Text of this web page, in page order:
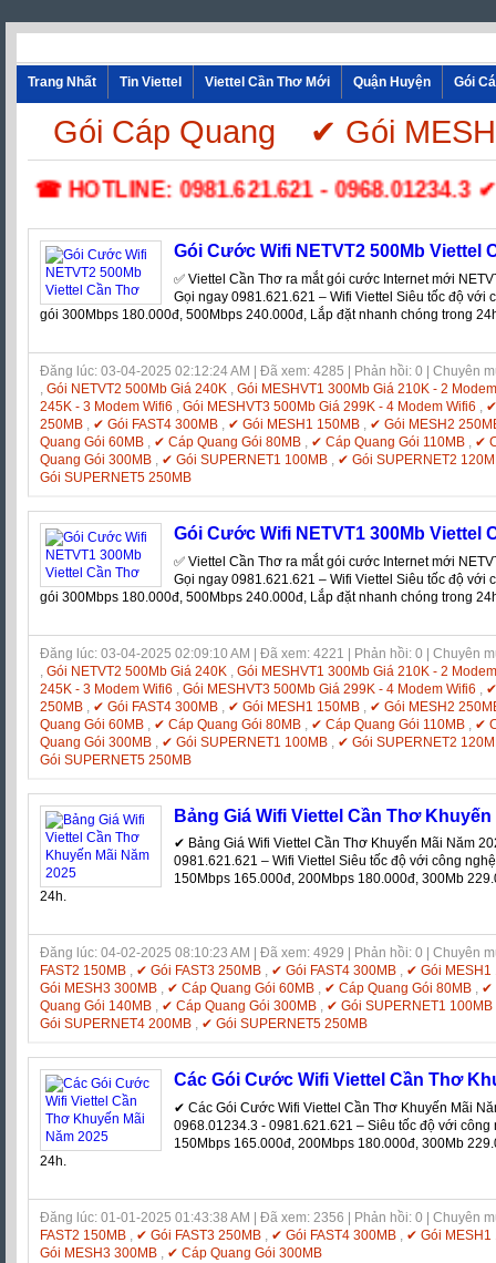
Trang Nhất Tin Viettel Viettel Cần Thơ Mới Quận Huyện Gói
Gói Cáp Quang ✔ Gói
☎ HOTLINE: 0981.621.621 - 0968.01234.3 ✔
Gói Cước Wifi NETVT2 500Mb Viettel
✅ ‎Viettel Cần Thơ ra mắt gói cước Internet mới
Gọi ngay 0981.621.621 – Wifi Viettel Siêu tốc độ với
gói 300Mbps 180.000đ, 500Mbps 240.000đ, Lắp đặt nhanh chóng trong
Đăng lúc: 03-04-2025 02:12:24 AM | Đã xem: 4285 | Phản hồi: 0 | Chuyên
Gói NETVT2 500Mb Giá 240K
Gói MESHVT1 300Mb Giá 210K - 2
245K - 3 Modem Wifi6
Gói MESHVT3 500Mb Giá 299K - 4 Modem Wifi6
250MB
✔ Gói FAST4 300MB ✔ Gói MESH1 150MB
✔ Gói MESH2
Quang Gói 60MB
✔ Cáp Quang Gói 80MB ✔ Cáp Quang Gói 110MB
✔
Quang Gói 300MB
✔ Gói SUPERNET1 100MB
✔ Gói SUPERNET2
Gói SUPERNET5 250MB
Gói Cước Wifi NETVT1 300Mb Viettel
✅ ‎Viettel Cần Thơ ra mắt gói cước Internet mới
Gọi ngay 0981.621.621 – Wifi Viettel Siêu tốc độ với
gói 300Mbps 180.000đ, 500Mbps 240.000đ, Lắp đặt nhanh chóng trong
Đăng lúc: 03-04-2025 02:09:10 AM | Đã xem: 4221 | Phản hồi: 0 | Chuyên
Gói NETVT2 500Mb Giá 240K
Gói MESHVT1 300Mb Giá 210K - 2
245K - 3 Modem Wifi6
Gói MESHVT3 500Mb Giá 299K - 4 Modem Wifi6
250MB
✔ Gói FAST4 300MB ✔ Gói MESH1 150MB
✔ Gói MESH2
Quang Gói 60MB
✔ Cáp Quang Gói 80MB ✔ Cáp Quang Gói 110MB
✔
Quang Gói 300MB
✔ Gói SUPERNET1 100MB
✔ Gói SUPERNET2
Gói SUPERNET5 250MB
Bảng Giá Wifi Viettel Cần Thơ Khuyến
✔ Bảng Giá Wifi Viettel Cần Thơ Khuyến Mãi Năm
0981.621.621 – Wifi Viettel Siêu tốc độ với công
150Mbps 165.000đ, 200Mbps 180.000đ, 300Mb
24h.
Đăng lúc: 04-02-2025 08:10:23 AM | Đã xem: 4929 | Phản hồi: 0 | Chuyên
FAST2 150MB , ✔ Gói FAST3 250MB , ✔ Gói FAST4 300MB , ✔ Gói MESH1
Gói MESH3 300MB , ✔ Cáp Quang Gói 60MB , ✔ Cáp Quang Gói 80MB , ✔
Quang Gói 140MB , ✔ Cáp Quang Gói 300MB , ✔ Gói SUPERNET1 100MB
Gói SUPERNET4 200MB , ✔ Gói SUPERNET5 250MB
Các Gói Cước Wifi Viettel Cần Thơ
✔ Các Gói Cước Wifi Viettel Cần Thơ Khuyến Mãi
0968.01234.3 - 0981.621.621 – Siêu tốc độ với
150Mbps 165.000đ, 200Mbps 180.000đ, 300Mb
24h.
Đăng lúc: 01-01-2025 01:43:38 AM | Đã xem: 2356 | Phản hồi: 0 | Chuyên
FAST2 150MB , ✔ Gói FAST3 250MB , ✔ Gói FAST4 300MB , ✔ Gói MESH1
Gói MESH3 300MB , ✔ Cáp Quang Gói 300MB